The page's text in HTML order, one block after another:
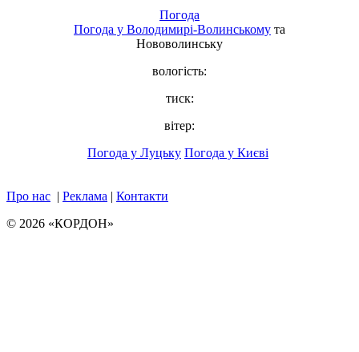
Погода
Погода у Володимирі-Волинському та
Нововолинську
вологість:
тиск:
вітер:
Погода у Луцьку Погода у Києві
Про нас | Реклама | Контакти
© 2026 «КОРДОН»